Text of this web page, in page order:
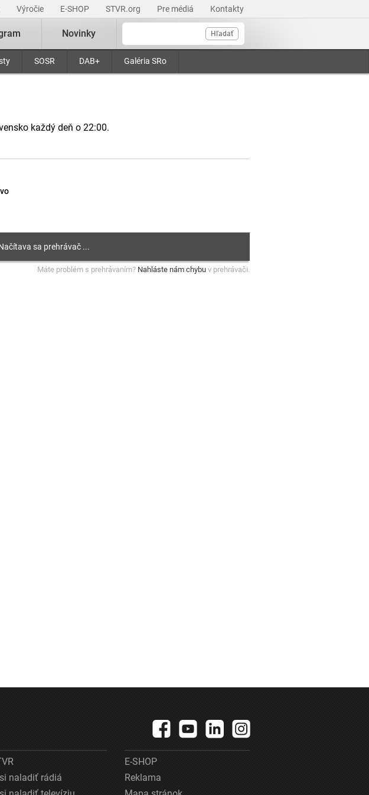
Výročie E-SHOP STVR.org Pre médiá Kontakty
Hľadať
SOSR DAB+ Galéria SRo
Novinky
každý deň o 22:00.
Máte problém s prehrávaním? Nahláste nám chybu v prehrávači.
naladiť rádiá
E-SHOP
Reklama